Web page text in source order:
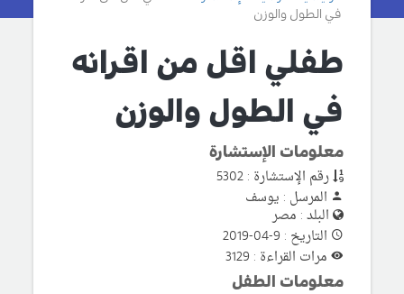
في الطول والوزن
طفلي اقل من اقرانه
في الطول والوزن
معلومات الإستشارة
رقم الإستشارة : 5302
المرسل : يوسف
البلد : مصر
التاريخ : 9-04-2019
مرات القراءة : 3129
معلومات الطفل